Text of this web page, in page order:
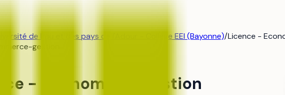
de Pau et des pays de l'Adour - Collège EEI (Bayonne)/Licence -
gestion
- Economie et gestion